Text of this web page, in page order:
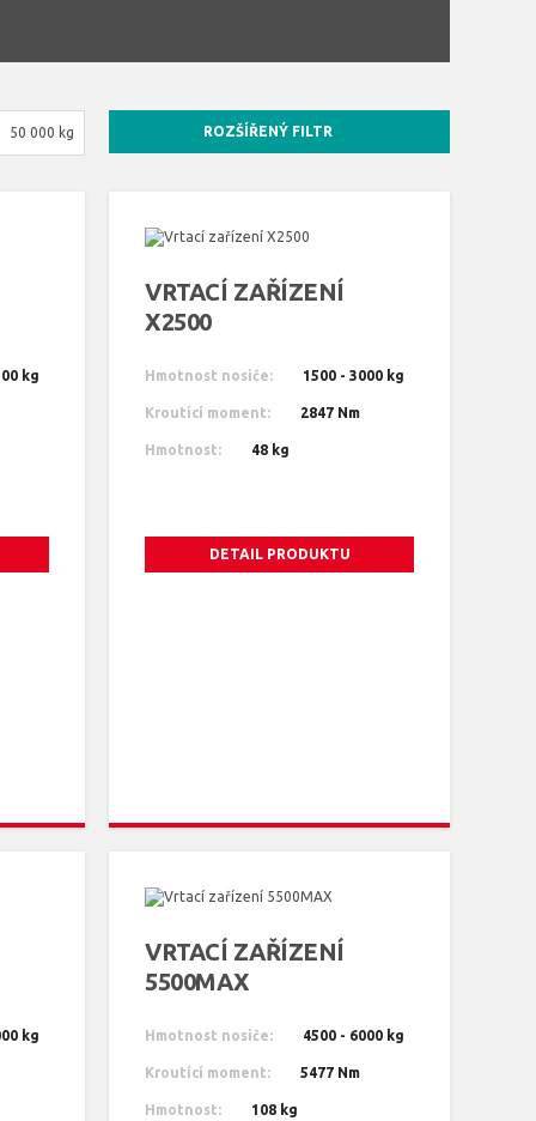
50 000 kg ROZŠÍŘENÝ FILTR
kg
VRTACÍ ZAŘÍZENÍ
X2500
Hmotnost nosiče: 1500 - 3000 kg
Kroutící moment: 2847 Nm
Hmotnost: 48 kg
DETAIL PRODUKTU
kg
VRTACÍ ZAŘÍZENÍ
5500MAX
Hmotnost nosiče: 4500 - 6000 kg
Kroutící moment: 5477 Nm
Hmotnost: 108 kg